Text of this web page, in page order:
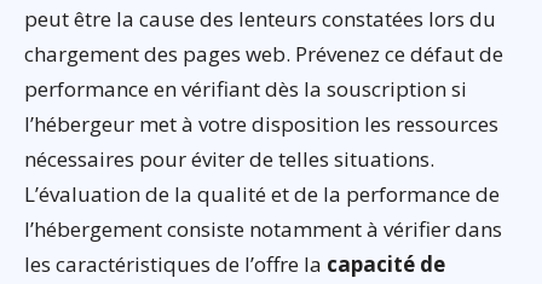
peut être la cause des lenteurs constatées lors du
chargement des pages web. Prévenez ce défaut de
performance en vérifiant dès la souscription si
l’hébergeur met à votre disposition les ressources
nécessaires pour éviter de telles situations.
L’évaluation de la qualité et de la performance de
l’hébergement consiste notamment à vérifier dans
les caractéristiques de l’offre la capacité de